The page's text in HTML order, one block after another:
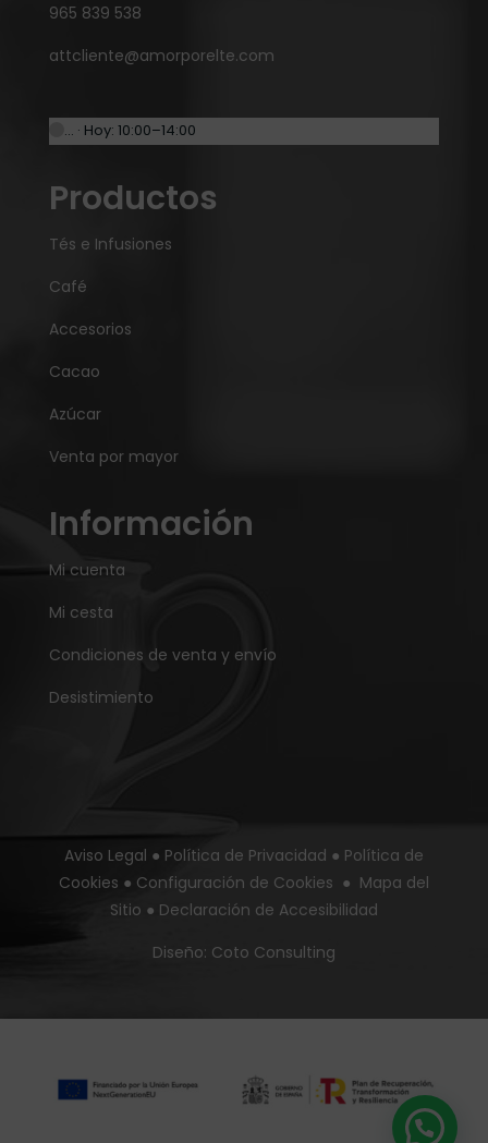
965 839 538
attcliente@amorporelte.com
… · Hoy: 10:00–14:00
Productos
Tés e Infusiones
Café
Accesorios
Cacao
Azúcar
Venta por mayor
Información
Mi cuenta
Mi cesta
Condiciones de venta y envío
Desistimiento
Aviso Legal ● Política de Privacidad ● Política de
Cookies ● Configuración de Cookies ● Mapa del
Sitio ● Declaración de Accesibilidad
Diseño: Coto Consulting